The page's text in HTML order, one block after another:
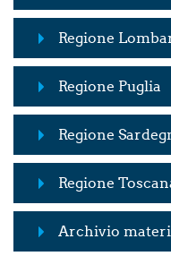
Regione
Regione Puglia
Regione
Regione
Archivio